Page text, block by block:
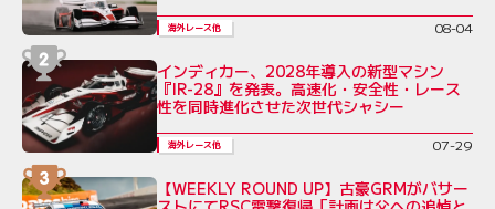
海外レース他 08-04
インディカー、2028年導入の新型マシン
『IR-28』を発表。高速化・安全性・レース
性を同時進化させた次世代シャシー
海外レース他 07-29
【WEEKLY ROUND UP】古豪GRMがバサー